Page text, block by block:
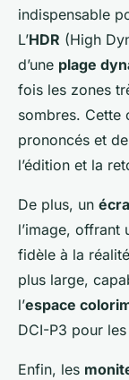
indispensable
L’HDR (High
d’une plage
fois les zones
sombres. Cette
prononcés et
l’édition et la
De plus, un
l’image, offrant
fidèle à la
plus large,
l’espace
DCI-P3 pour
Enfin, les